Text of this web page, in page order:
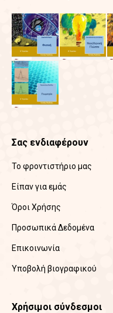
Σας ενδιαφέρουν
Το φροντιστήριο μας
Είπαν για εμάς
Όροι Χρήσης
Προσωπικά Δεδομένα
Επικοινωνία
Υποβολή βιογραφικού
Χρήσιμοι σύνδεσμοι